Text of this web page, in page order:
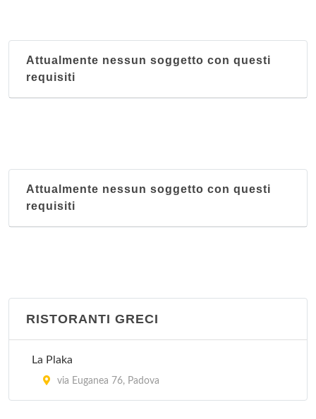
Attualmente nessun soggetto con questi
requisiti
Attualmente nessun soggetto con questi
requisiti
RISTORANTI GRECI
La Plaka
via Euganea 76, Padova